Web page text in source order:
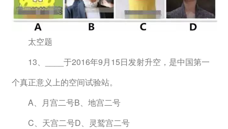
太空题
13、____于2016年9月15日发射升空，是中国第一
个真正意义上的空间试验站。
A、月宫二号B、地宫二号
C、天宫二号D、灵鹫宫二号